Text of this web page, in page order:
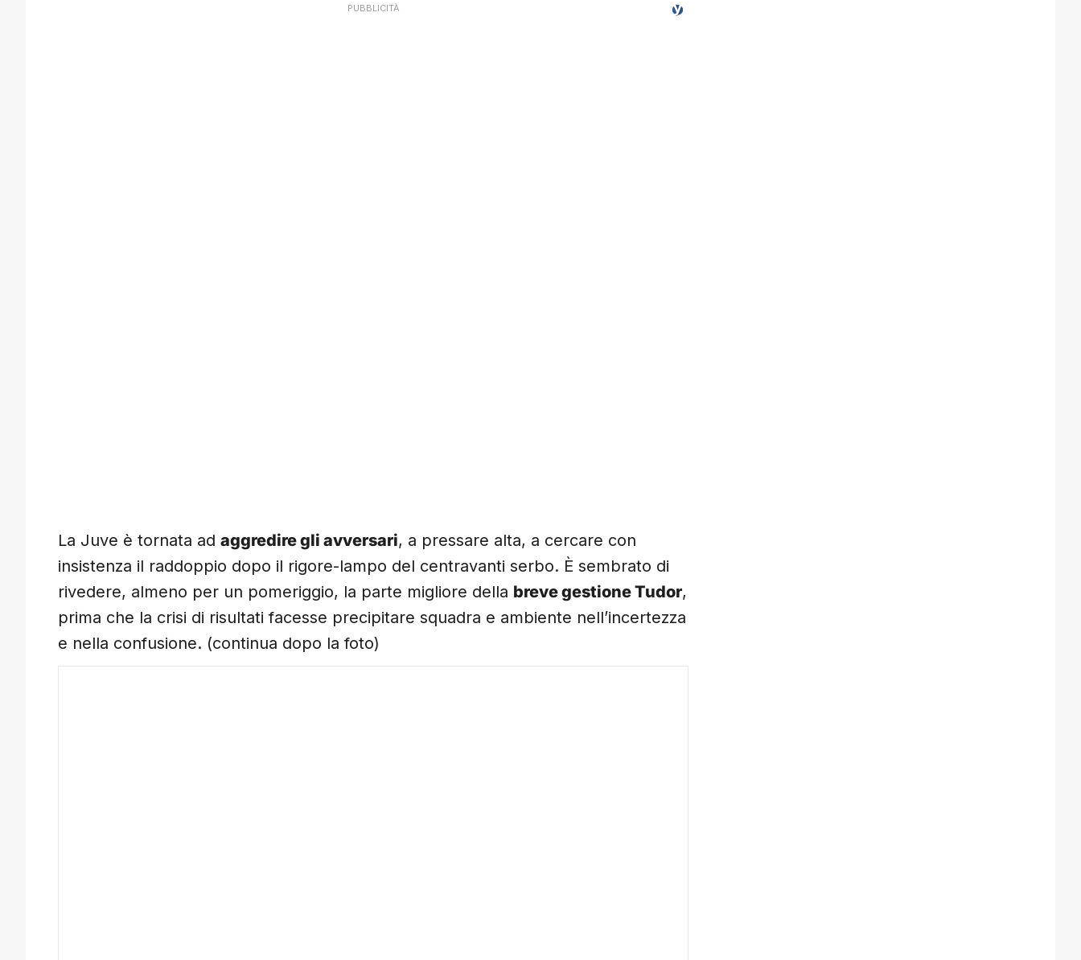
La Juve è tornata ad aggredire gli avversari, a pressare alta, a cercare con
insistenza il raddoppio dopo il rigore-lampo del centravanti serbo. È sembrato di
rivedere, almeno per un pomeriggio, la parte migliore della breve gestione Tudor,
prima che la crisi di risultati facesse precipitare squadra e ambiente nell’incertezza
e nella confusione. (continua dopo la foto)